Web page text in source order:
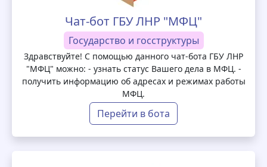
Чат-бот ГБУ ЛНР "МФЦ"
Государство и госструктуры
Здравствуйте! С помощью данного чат-бота ГБУ ЛНР
"МФЦ" можно: - узнать статус Вашего дела в МФЦ. -
получить информацию об адресах и режимах работы
МФЦ.
Перейти в бота